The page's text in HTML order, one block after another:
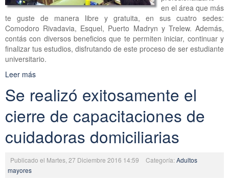
en el área que más
te guste de manera libre y gratuita, en sus cuatro sedes:
Comodoro Rivadavia, Esquel, Puerto Madryn y Trelew. Además,
contás con diversos beneficios que te permiten iniciar, continuar y
finalizar tus estudios, disfrutando de este proceso de ser estudiante
universitario.
Leer más
Se realizó exitosamente el
cierre de capacitaciones de
cuidadoras domiciliarias
Publicado el Martes, 27 Diciembre 2016 14:59 Categoría:Adultos
mayores